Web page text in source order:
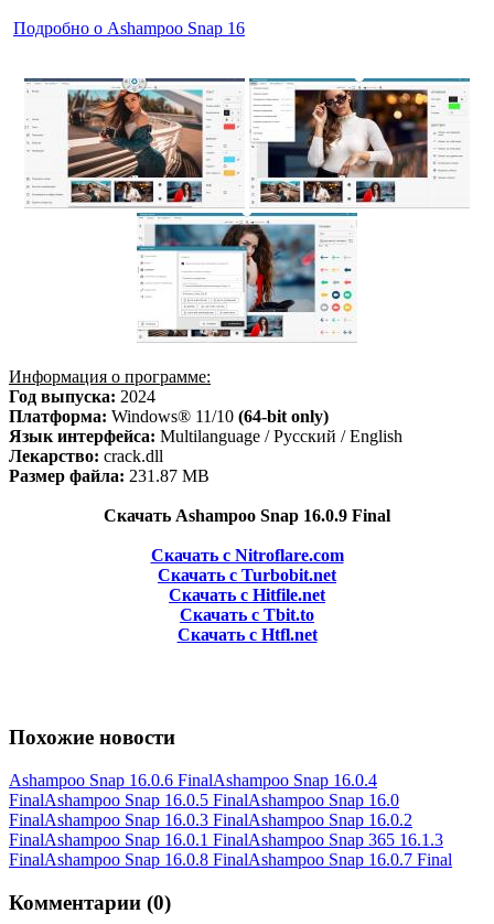
Подробно о Ashampoo Snap 16
Информация о программе:
Год выпуска: 2024
Платформа: Windows® 11/10 (64-bit only)
Язык интерфейса: Multilanguage / Русский / English
Лекарство: crack.dll
Размер файла: 231.87 MB
Скачать Ashampoo Snap 16.0.9 Final
Скачать с Nitroflare.com
Скачать с Turbobit.net
Скачать с Hitfile.net
Скачать с Tbit.to
Скачать с Htfl.net
Похожие новости
Ashampoo Snap 16.0.6 FinalAshampoo Snap 16.0.4
FinalAshampoo Snap 16.0.5 FinalAshampoo Snap 16.0
FinalAshampoo Snap 16.0.3 FinalAshampoo Snap 16.0.2
FinalAshampoo Snap 16.0.1 FinalAshampoo Snap 365 16.1.3
FinalAshampoo Snap 16.0.8 FinalAshampoo Snap 16.0.7 Final
Комментарии (0)